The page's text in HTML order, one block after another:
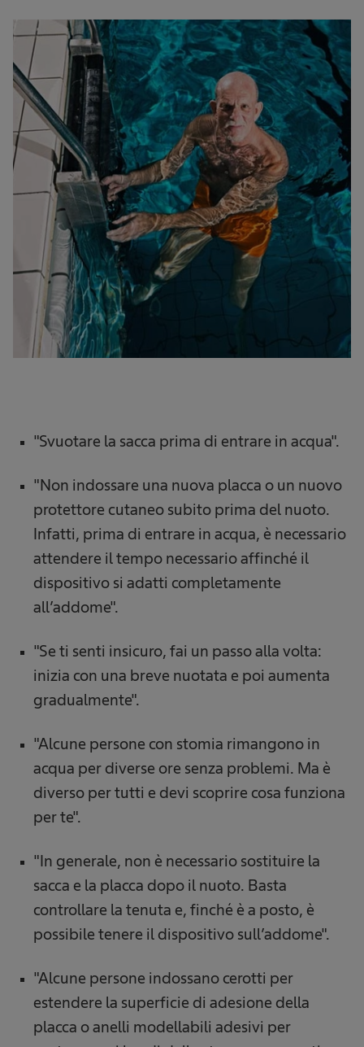
"Svuotare la sacca prima di entrare in acqua".
"Non indossare una nuova placca o un nuovo
protettore cutaneo subito prima del nuoto.
Infatti, prima di entrare in acqua, è necessario
attendere il tempo necessario affinché il
dispositivo si adatti completamente
all’addome".
"Se ti senti insicuro, fai un passo alla volta:
inizia con una breve nuotata e poi aumenta
gradualmente".
"Alcune persone con stomia rimangono in
acqua per diverse ore senza problemi. Ma è
diverso per tutti e devi scoprire cosa funziona
per te".
"In generale, non è necessario sostituire la
sacca e la placca dopo il nuoto. Basta
controllare la tenuta e, finché è a posto, è
possibile tenere il dispositivo sull’addome".
"Alcune persone indossano cerotti per
estendere la superficie di adesione della
placca o anelli modellabili adesivi per